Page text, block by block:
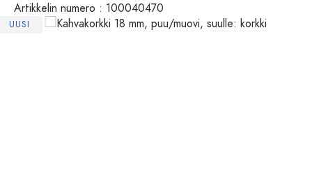
Artikkelin numero : 100040470
UUSI